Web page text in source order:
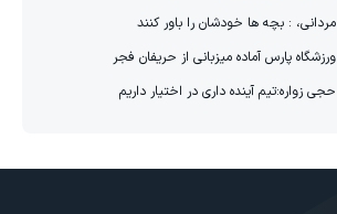
مردانی، : بچه ها خودشان را باور کنند
ورزشگاه پارس آماده میزبانی از حریفان فجر
حجی زواره:تیم آینده داری در اختیار داریم